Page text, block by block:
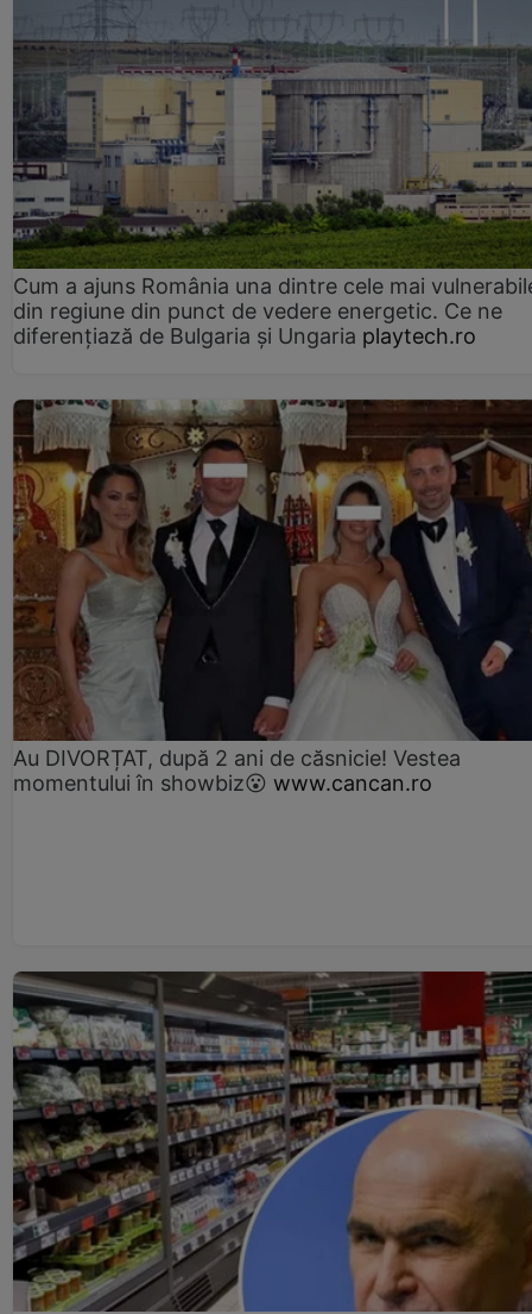
Cum a ajuns România una dintre cele mai
din regiune din punct de vedere energetic. Ce ne
diferențiază de Bulgaria și Ungaria playtech.ro
Au DIVORȚAT, după 2 ani de căsnicie! Vestea
momentului în showbiz😮 www.cancan.ro